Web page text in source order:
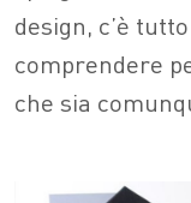
design, c’è
comprendere
che sia